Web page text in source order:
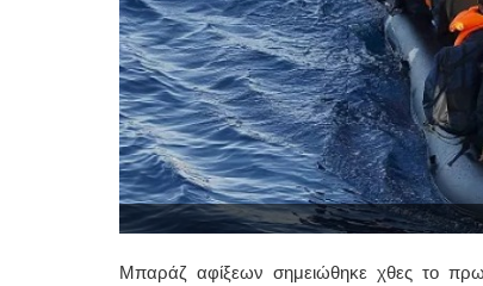
Μπαράζ αφίξεων σημειώθηκε χθες το